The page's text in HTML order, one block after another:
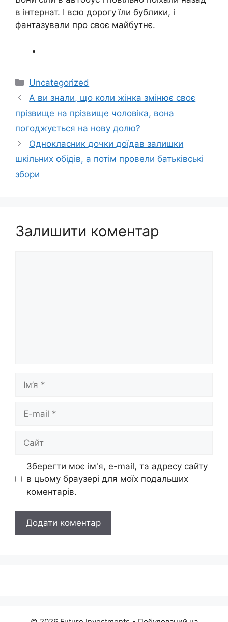
в інтернат. І всю дорогу їли бублики, і
фантазували про своє майбутнє.
Категорії
Uncategorized
А ви знали, що коли жінка змінює своє
прізвище на прізвище чоловіка, вона
погоджується на нову долю?
Однокласник дочки доїдав залишки
шкільних обідів, а потім провели батьківські
збори
Залишити коментар
mail
Зберегти моє ім'я, e-mail, та адресу сайту
в цьому браузері для моїх подальших
коментарів.